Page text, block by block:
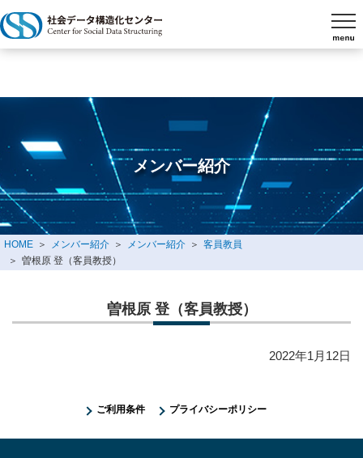
メンバー紹介
HOME メンバー紹介 メンバー紹介
客員教員
曽根原 登（客員教授）
曽根原 登（客員教授）
2022年1月12日
ご利用条件 プライバシーポリシー